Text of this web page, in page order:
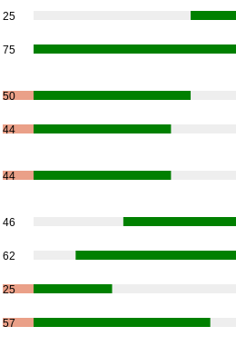
25
75
50
44
44
46
62
25
57